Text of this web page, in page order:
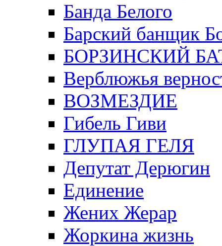
Банда Белого
Барский банщик
БОРЗИНСКИЙ
Верблюжья
ВОЗМЕЗДИЕ
Гибель Гиви
ГЛУПАЯ ГЕЛЯ
Депутат Дерюгин
Единение
Жених Жерар
Жоркина жизнь